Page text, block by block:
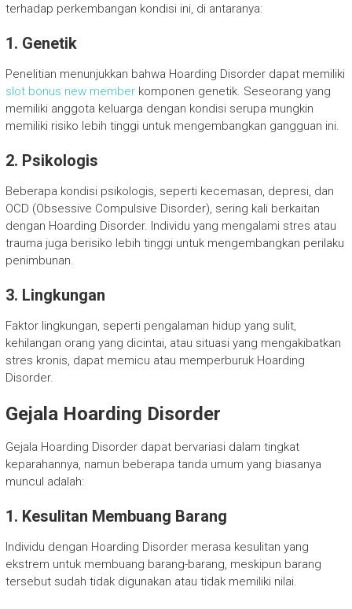
terhadap perkembangan kondisi ini, di antaranya:
1. Genetik
Penelitian menunjukkan bahwa Hoarding Disorder dapat memiliki
slot bonus new memberkomponen genetik. Seseorang yang
memiliki anggota keluarga dengan kondisi serupa mungkin
memiliki risiko lebih tinggi untuk mengembangkan gangguan ini.
2. Psikologis
Beberapa kondisi psikologis, seperti kecemasan, depresi, dan
OCD (Obsessive Compulsive Disorder), sering kali berkaitan
dengan Hoarding Disorder. Individu yang mengalami stres atau
trauma juga berisiko lebih tinggi untuk mengembangkan perilaku
penimbunan.
3. Lingkungan
Faktor lingkungan, seperti pengalaman hidup yang sulit,
kehilangan orang yang dicintai, atau situasi yang mengakibatkan
stres kronis, dapat memicu atau memperburuk Hoarding
Disorder.
Gejala Hoarding Disorder
Gejala Hoarding Disorder dapat bervariasi dalam tingkat
keparahannya, namun beberapa tanda umum yang biasanya
muncul adalah:
1. Kesulitan Membuang Barang
Individu dengan Hoarding Disorder merasa kesulitan yang
ekstrem untuk membuang barang-barang, meskipun barang
tersebut sudah tidak digunakan atau tidak memiliki nilai.